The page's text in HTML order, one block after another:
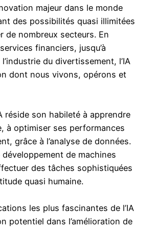
majeur dans le monde
des possibilités quasi illimitées
de nombreux secteurs. En
financiers, jusqu’à
l’industrie du divertissement, l’IA
dont nous vivons, opérons et
réside son habileté à apprendre
à optimiser ses performances
grâce à l’analyse de données.
développement de machines
des tâches sophistiquées
quasi humaine.
les plus fascinantes de l’IA
potentiel dans l’amélioration de